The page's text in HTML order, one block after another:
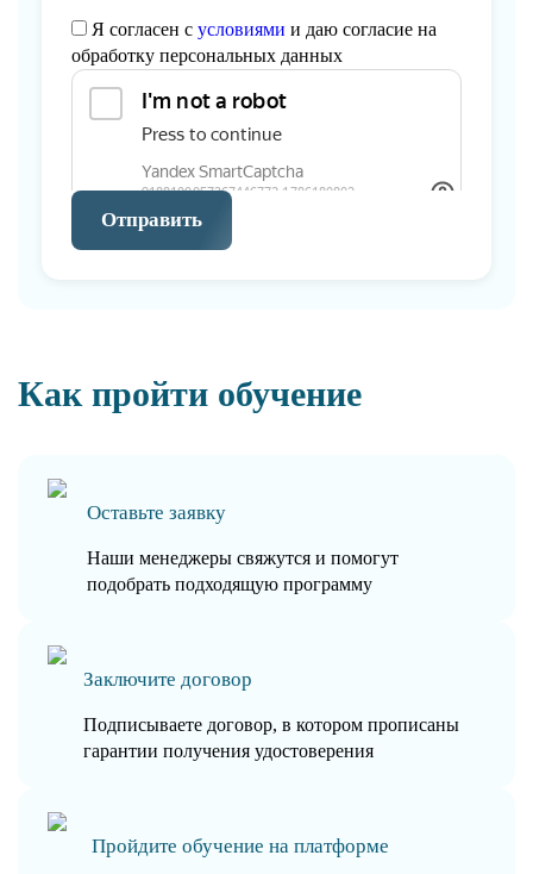
Я согласен с условиями и даю согласие на
обработку персональных данных
Отправить
Как пройти обучение
Оставьте заявку
Наши менеджеры свяжутся и помогут
подобрать подходящую программу
Заключите договор
Подписываете договор, в котором прописаны
гарантии получения удостоверения
Пройдите обучение на платформе